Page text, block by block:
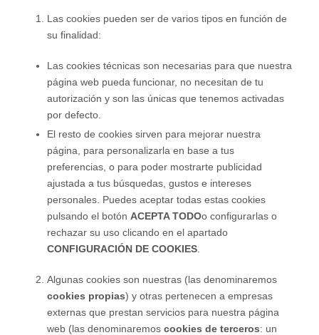
Las cookies pueden ser de varios tipos en función de
su finalidad:
Las cookies técnicas son necesarias para que nuestra
página web pueda funcionar, no necesitan de tu
autorización y son las únicas que tenemos activadas
por defecto.
El resto de cookies sirven para mejorar nuestra
página, para personalizarla en base a tus
preferencias, o para poder mostrarte publicidad
ajustada a tus búsquedas, gustos e intereses
personales. Puedes aceptar todas estas cookies
pulsando el botón ACEPTA TODOo configurarlas o
rechazar su uso clicando en el apartado
CONFIGURACIÓN DE COOKIES
Algunas cookies son nuestras (las denominaremos
cookies propias) y otras pertenecen a empresas
externas que prestan servicios para nuestra página
web (las denominaremoscookies de terceros: un